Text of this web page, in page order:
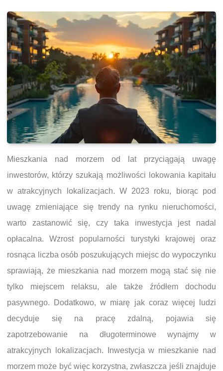
Mieszkania nad morzem od lat przyciągają uwagę
inwestorów, którzy szukają możliwości lokowania kapitału
w atrakcyjnych lokalizacjach. W 2023 roku, biorąc pod
uwagę zmieniające się trendy na rynku nieruchomości,
warto zastanowić się, czy taka inwestycja jest nadal
opłacalna. Wzrost popularności turystyki krajowej oraz
rosnąca liczba osób poszukujących miejsc do wypoczynku
sprawiają, że mieszkania nad morzem mogą stać się nie
tylko miejscem relaksu, ale także źródłem dochodu
pasywnego. Dodatkowo, w miarę jak coraz więcej ludzi
decyduje się na pracę zdalną, pojawia się
zapotrzebowanie na długoterminowe wynajmy w
atrakcyjnych lokalizacjach. Inwestycja w mieszkanie nad
morzem może być więc korzystna, zwłaszcza jeśli znajduje